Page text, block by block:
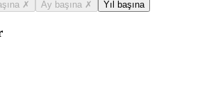
✗ Ay başına ✗ Yıl başına